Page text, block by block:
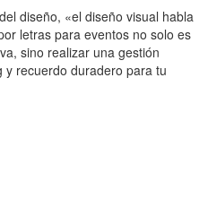
diseño, «el diseño visual habla
letras para eventos no solo es
sino realizar una gestión
y recuerdo duradero para tu